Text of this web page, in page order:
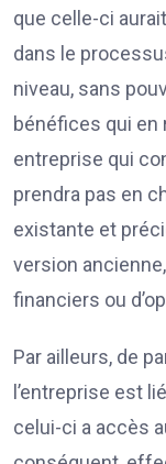
que celle-ci
dans le
niveau, sans
bénéfices qui en
entreprise qui
prendra pas en
existante et
version
financiers ou
Par ailleurs, de
l’entreprise est
celui-ci a accès